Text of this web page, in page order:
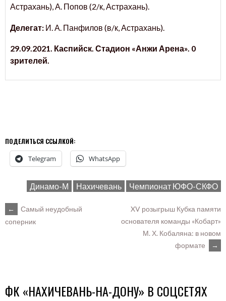
Астрахань), А. Попов (2/к, Астрахань).
Делегат:И. А. Панфилов (в/к, Астрахань).
29.09.2021. Каспийск. Стадион «Анжи Арена». 0
зрителей.
ПОДЕЛИТЬСЯ ССЫЛКОЙ:
Telegram WhatsApp
Динамо-М Нахичевань Чемпионат ЮФО-СКФО
POST
←
Самый неудобный
соперник
XV розыгрыш Кубка памяти
основателя команды «Кобарт»
М. Х. Кобаляна: в новом
формате
→
ФК «НАХИЧЕВАНЬ-НА-ДОНУ» В СОЦСЕТЯХ